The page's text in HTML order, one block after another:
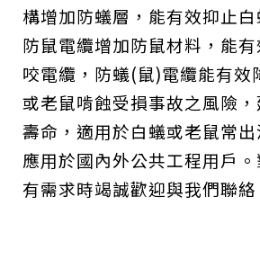
構增加防蟻層，能有效抑止白
防鼠電纜增加防鼠材料，能
咬電纜，防蟻(鼠)電纜能有效
或老鼠啃蝕受損事故之風險
壽命，適用於白蟻或老鼠常
應用於國內外公共工程用戶
有需求時竭誠歡迎與我們聯絡